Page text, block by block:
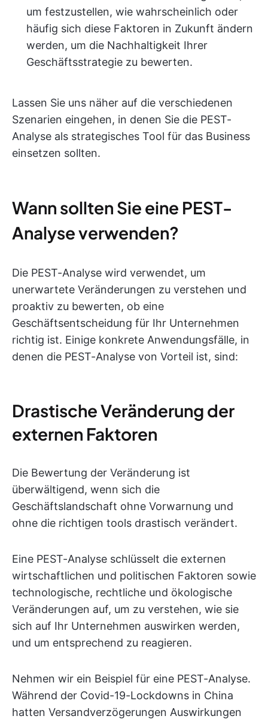
um festzustellen, wie wahrscheinlich oder
häufig sich diese Faktoren in Zukunft ändern
werden, um die Nachhaltigkeit Ihrer
Geschäftsstrategie zu bewerten.
Lassen Sie uns näher auf die verschiedenen
Szenarien eingehen, in denen Sie die PEST-
Analyse als strategisches Tool für das Business
einsetzen sollten.
Wann sollten Sie eine PEST-
Analyse verwenden?
Die PEST-Analyse wird verwendet, um
unerwartete Veränderungen zu verstehen und
proaktiv zu bewerten, ob eine
Geschäftsentscheidung für Ihr Unternehmen
richtig ist. Einige konkrete Anwendungsfälle, in
denen die PEST-Analyse von Vorteil ist, sind:
Drastische Veränderung der
externen Faktoren
Die Bewertung der Veränderung ist
überwältigend, wenn sich die
Geschäftslandschaft ohne Vorwarnung und
ohne die richtigen tools drastisch verändert.
Eine PEST-Analyse schlüsselt die externen
wirtschaftlichen und politischen Faktoren sowie
technologische, rechtliche und ökologische
Veränderungen auf, um zu verstehen, wie sie
sich auf Ihr Unternehmen auswirken werden,
und um entsprechend zu reagieren.
Nehmen wir ein Beispiel für eine PEST-Analyse.
Während der Covid-19-Lockdowns in China
hatten Versandverzögerungen Auswirkungen